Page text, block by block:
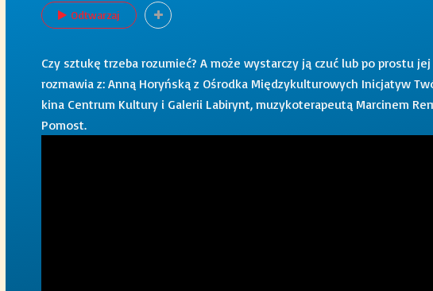
Odtwarzaj
Czy sztukę trzeba rozumieć? A może wystarczy ją czuć lub po prostu
rozmawia z: Anną Horyńską z Ośrodka Międzykulturowych Inicjatyw
kina Centrum Kultury i Galerii Labirynt, muzykoterapeutą Marcinem
Pomost.